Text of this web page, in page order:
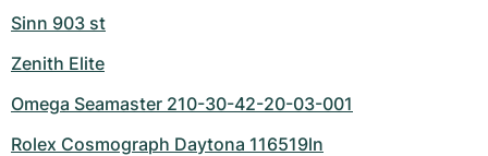
Sinn 903 st
Zenith Elite
Omega Seamaster 210-30-42-20-03-001
Rolex Cosmograph Daytona 116519ln